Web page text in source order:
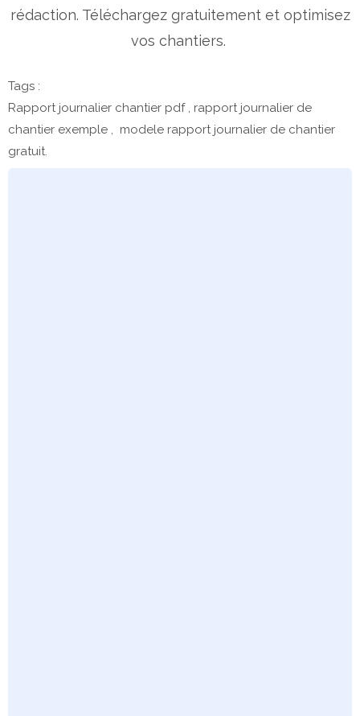
rédaction. Téléchargez gratuitement et optimisez
vos chantiers.
Tags :
Rapport journalier chantier pdf , rapport journalier de
chantier exemple , modele rapport journalier de chantier
gratuit.